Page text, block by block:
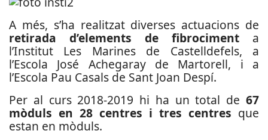
A més, s’ha realitzat diverses actuacions de
retirada d’elements de fibrociment a
l’Institut Les Marines de Castelldefels, a
l’Escola José Achegaray de Martorell, i a
l’Escola Pau Casals de Sant Joan Despí.
Per al curs 2018-2019 hi ha un total de 67
mòduls en 28 centres i tres centres que
estan en mòduls.